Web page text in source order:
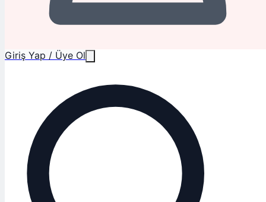
Giriş Yap / Üye Ol